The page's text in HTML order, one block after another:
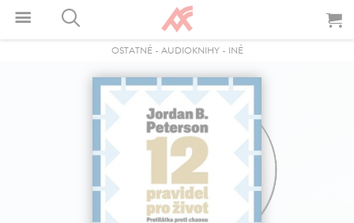
OSTATNÉ- AUDIOKNIHY- INÉ